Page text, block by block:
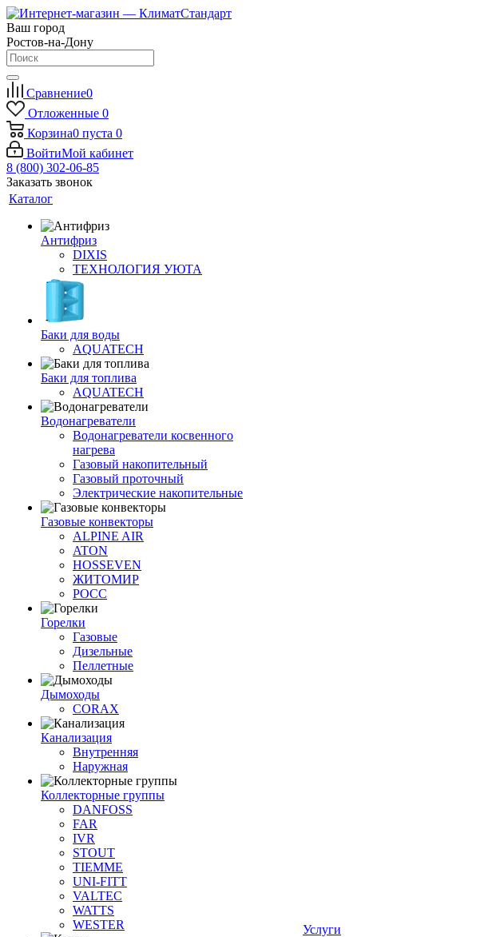
Ваш город
Ростов-на-Дону
Сравнение0
Отложенные 0
Корзина0 пуста 0
ВойтиМой кабинет
8 (800) 302-06-85
Заказать звонок
Каталог
Антифриз
DIXIS
ТЕХНОЛОГИЯ УЮТА
Баки для воды
AQUATECH
Баки для топлива
AQUATECH
Водонагреватели
Водонагреватели косвенного
нагрева
Газовый накопительный
Газовый проточный
Электрические накопительные
Газовые конвекторы
ALPINE AIR
ATON
HOSSEVEN
ЖИТОМИР
РОСС
Горелки
Газовые
Дизельные
Пеллетные
Дымоходы
CORAX
Канализация
Внутренняя
Наружная
Коллекторные группы
DANFOSS
FAR
IVR
STOUT
TIEMME
UNI-FITT
VALTEC
WATTS
WESTER
Услуги